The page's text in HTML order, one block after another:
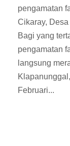
pengamatan
Cikaray,
Bagi yang
pengamatan
langsung
Februari...